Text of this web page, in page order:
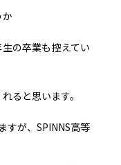
の卒業も控えてい
ると思います。
すが、SPINNS高等